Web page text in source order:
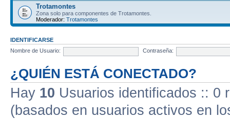
Trotamontes
Zona solo para componentes de Trotamontes.
Moderador: Trotamontes
IDENTIFICARSE
Nombre de Usuario:
Contraseña:
¿QUIÉN ESTÁ CONECTADO?
Hay 10 Usuarios identificados :: 0
(basados en usuarios activos en